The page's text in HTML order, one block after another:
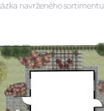
navrženého sortimentu